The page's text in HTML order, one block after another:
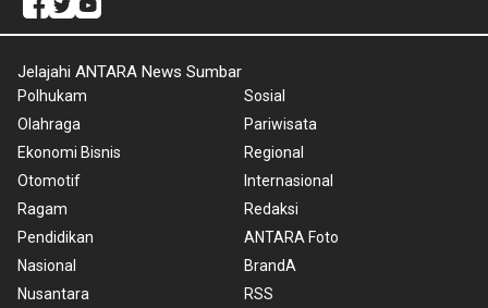
Jelajahi ANTARA News Sumbar
Polhukam
Olahraga
Ekonomi Bisnis
Otomotif
Ragam
Pendidikan
Nasional
Nusantara
Sosial
Pariwisata
Regional
Internasional
Redaksi
ANTARA Foto
BrandA
RSS